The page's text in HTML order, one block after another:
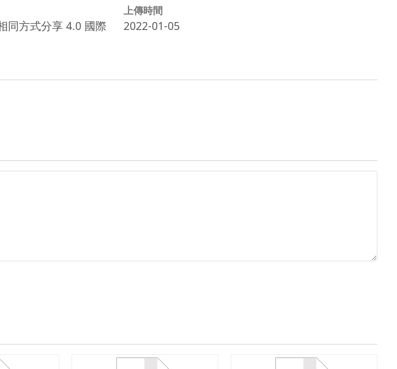
同方式分享 4.0 國際
上傳時間
2022-01-05